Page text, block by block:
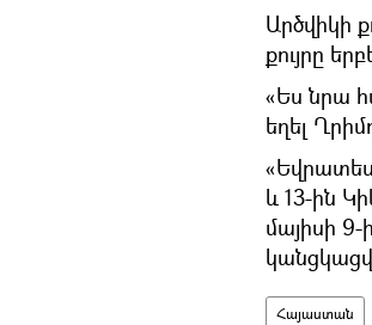
Արծվիկի
քույրը
«Ես նրա
եղել
և 13-ին
մայիսի
Հայաստան